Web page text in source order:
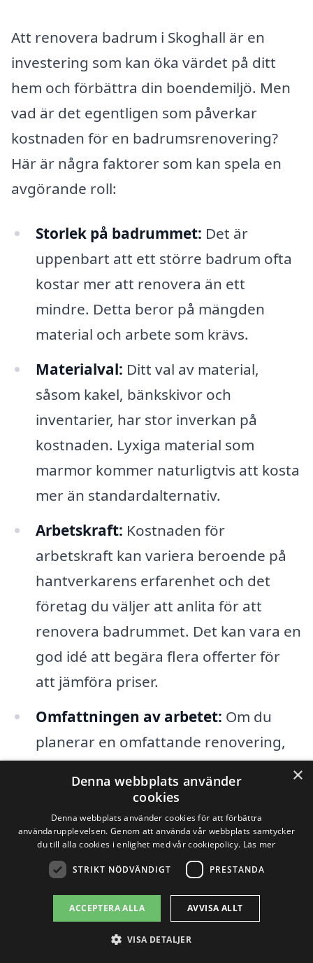
Att renovera badrum i Skoghall är en
investering som kan öka värdet på ditt
hem och förbättra din boendemiljö. Men
vad är det egentligen som påverkar
kostnaden för en badrumsrenovering?
Här är några faktorer som kan spela en
avgörande roll:
Storlek på badrummet: Det är
uppenbart att ett större badrum ofta
kostar mer att renovera än ett
mindre. Detta beror på mängden
material och arbete som krävs.
Materialval: Ditt val av material,
såsom kakel, bänkskivor och
inventarier, har stor inverkan på
kostnaden. Lyxiga material som
marmor kommer naturligtvis att kosta
mer än standardalternativ.
Arbetskraft: Kostnaden för
arbetskraft kan variera beroende på
hantverkarens erfarenhet och det
företag du väljer att anlita för att
renovera badrummet. Det kan vara en
god idé att begära flera offerter för
att jämföra priser.
Omfattningen av arbetet: Om du
planerar en omfattande renovering,
inklusive omdragning av rör eller el,
kommer detta att öka kostnaden
avsevärt.
Tidsram:En snabbare renovering kan
ibland kosta mer, medan om du har
flexibilitet kan du förhandla om priset.
Att förstå dessa faktorer kan hjälpa dig att
×
Denna webbplats använder
cookies
Denna webbplats använder cookies för att förbättra
användarupplevelsen. Genom att använda vår webbplats samtycker
du till alla cookies i enlighet med vår cookiepolicy. Läs mer
STRIKT NÖDVÄNDIGT PRESTANDA
ACCEPTERA ALLA AVVISA ALLT
VISA DETALJER